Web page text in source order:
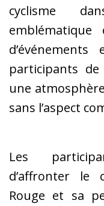
cyclisme
participants
une
sans l’aspect
Les
d’affronter le
Rouge et sa